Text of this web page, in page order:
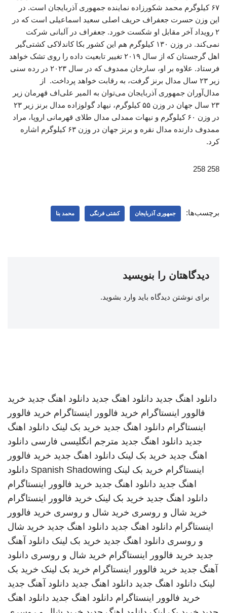
۶۷ کیلوگرم محمد شکورزاده نماینده جمهوری آذربایجان است. در
این وزن حسرت جعفراف حریف اصلی سعید اسماعیلی است که در
۲ رویداد آخر مقابل او شکست خورد. جعفراف در آلبانی شرکت
نمی‌کند. در وزن ۱۳۰ کیلوگرم هم این کشور بکا کاندلاکی کشتی‌گیر
اهل گرجستان که از سال ۲۰۱۹ تغییر تابعیت داده را روی تشک خواهد
فرستاد. علاوه بر او، سارخان ممدوف که در سال ۲۰۲۳ در رده سنی
زیر ۲۳ سال مدال برنز گرفت، به رقابت خواهد پرداخت. از
مدال‌آوران جمهوری آذربایجان می‌توان به المیر علی‌اف قهرمان زیر
۲۳ سال جهان در وزن ۵۵ کیلوگرم، نیهاد گولوزاده مدال برنز زیر ۲۳
در وزن ۶۰ کیلوگرم و نیهات ممدلی مدال طلای قهرمانی اروپا، مراد
ممدوف دارنده مدال نقره و برنز جهان در وزن ۶۳ کیلوگرم اشاره
کرد.
258 258
برچسب‌ها: جمهوری آذربایجان کشتی فرنگی محمد بنا
دیدگاهتان را بنویسید
برای نوشتن دیدگاه باید وارد بشوید.
دانلود اهنگ جدید دانلود اهنگ جدید دانلود اهنگ جدید خرید
فالوور اینستاگرام خرید فالوور اینستاگرام خرید فالوور
اینستاگرام دانلود اهنگ جدید خرید بک لینک دانلود اهنگ
جدید دانلود اهنگ جدید مترجم انگلیسی فارسی دانلود
اهنگ جدید خرید بک لینک دانلود اهنگ جدید خرید فالوور
اینستاگرام خرید بک لینک Spanish Shadowing دانلود
اهنگ جدید دانلود اهنگ جدید خرید فالوور اینستاگرام
دانلود اهنگ جدید خرید بک لینک خرید فالوور اینستاگرام
خرید شال و روسری خرید شال و روسری خرید فالوور
اینستاگرام دانلود اهنگ جدید دانلود اهنگ جدید خرید شال
و روسری دانلود اهنگ جدید خرید بک لینک دانلود آهنگ
جدید خرید فالوور اینستاگرام خرید شال و روسری دانلود
آهنگ جدید خرید فالوور اینستاگرام خرید بک لینک خرید بک
لینک دانلود اهنگ جدید دانلود اهنگ جدید دانلود آهنگ جدید
خرید فالوور اینستاگرام دانلود اهنگ جدید دانلود اهنگ